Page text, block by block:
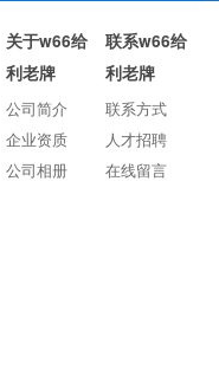
关于w66给
利老牌
公司简介
企业资质
公司相册
联系w66给
利老牌
联系方式
人才招聘
在线留言